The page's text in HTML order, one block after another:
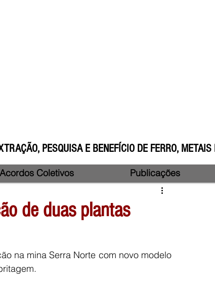
PESQUISA E BENEFÍCIO DE FERRO,
de duas plantas
na mina Serra Norte com novo modelo
Acordos Coletivos Publicações